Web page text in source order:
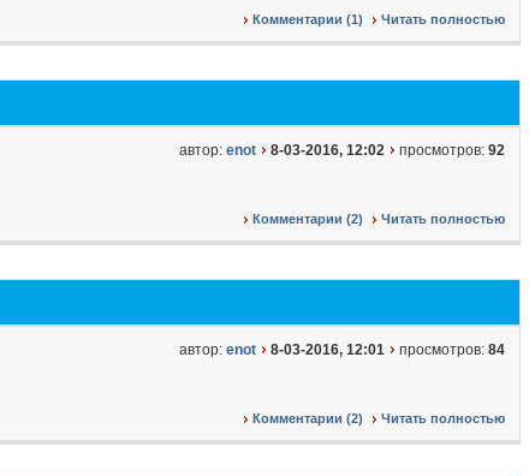
Комментарии (1) Читать полностью
автор: enot 8-03-2016, 12:02 просмотров: 92
Комментарии (2) Читать полностью
автор: enot 8-03-2016, 12:01 просмотров: 84
Комментарии (2) Читать полностью